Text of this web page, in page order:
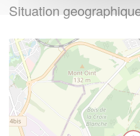
Situation